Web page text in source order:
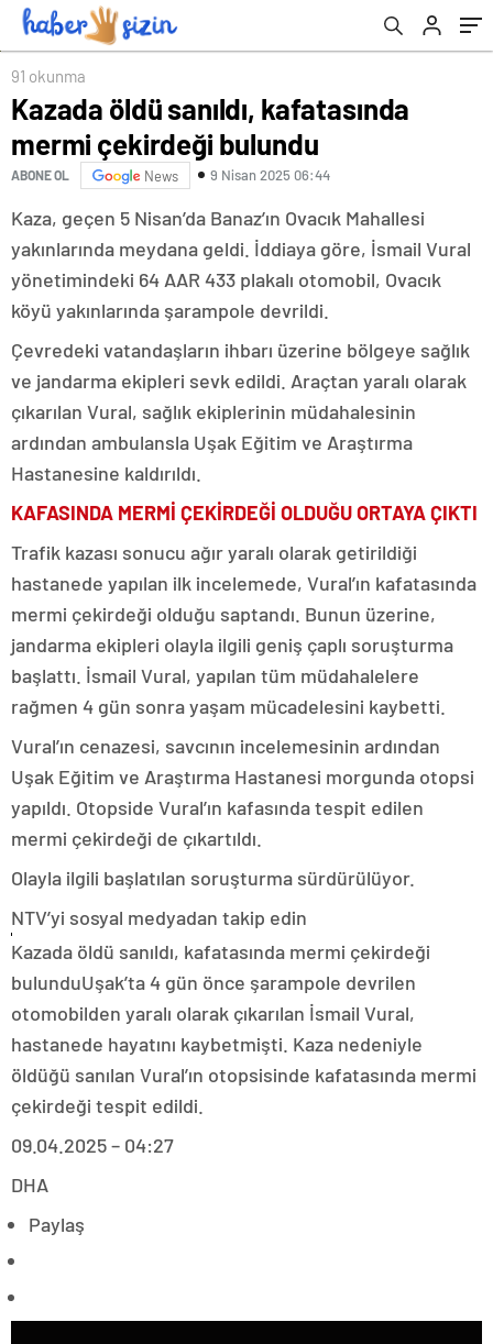
91 okunma
Kazada öldü sanıldı, kafatasında
mermi çekirdeği bulundu
ABONE OL News 9 Nisan 2025 06:44
Kaza, geçen 5 Nisan’da Banaz’ın Ovacık Mahallesi
yakınlarında meydana geldi. İddiaya göre, İsmail Vural
yönetimindeki 64 AAR 433 plakalı otomobil, Ovacık
köyü yakınlarında şarampole devrildi.
Çevredeki vatandaşların ihbarı üzerine bölgeye sağlık
ve jandarma ekipleri sevk edildi. Araçtan yaralı olarak
çıkarılan Vural, sağlık ekiplerinin müdahalesinin
ardından ambulansla Uşak Eğitim ve Araştırma
Hastanesine kaldırıldı.
KAFASINDA MERMİ ÇEKİRDEĞİ OLDUĞU ORTAYA ÇIKTI
Trafik kazası sonucu ağır yaralı olarak getirildiği
hastanede yapılan ilk incelemede, Vural’ın kafatasında
mermi çekirdeği olduğu saptandı. Bunun üzerine,
jandarma ekipleri olayla ilgili geniş çaplı soruşturma
başlattı. İsmail Vural, yapılan tüm müdahalelere
rağmen 4 gün sonra yaşam mücadelesini kaybetti.
Vural’ın cenazesi, savcının incelemesinin ardından
Uşak Eğitim ve Araştırma Hastanesi morgunda otopsi
yapıldı. Otopside Vural’ın kafasında tespit edilen
mermi çekirdeği de çıkartıldı.
Olayla ilgili başlatılan soruşturma sürdürülüyor.
NTV’yi sosyal medyadan takip edin
Kazada öldü sanıldı, kafatasında mermi çekirdeği
bulunduUşak’ta 4 gün önce şarampole devrilen
otomobilden yaralı olarak çıkarılan İsmail Vural,
hastanede hayatını kaybetmişti. Kaza nedeniyle
öldüğü sanılan Vural’ın otopsisinde kafatasında mermi
çekirdeği tespit edildi.
09.04.2025 – 04:27
DHA
Paylaş
oldu? Gümüşhane deprem Kandilli ve AFAD
son depremler listesi 09 Nisan 2025